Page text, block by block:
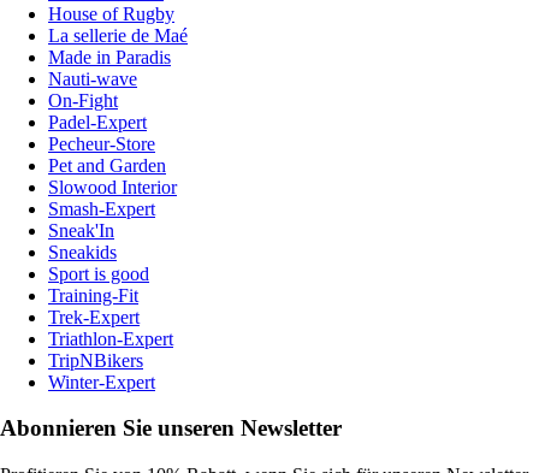
House of Rugby
La sellerie de Maé
Made in Paradis
Nauti-wave
On-Fight
Padel-Expert
Pecheur-Store
Pet and Garden
Slowood Interior
Smash-Expert
Sneak'In
Sneakids
Sport is good
Training-Fit
Trek-Expert
Triathlon-Expert
TripNBikers
Winter-Expert
Abonnieren Sie unseren Newsletter